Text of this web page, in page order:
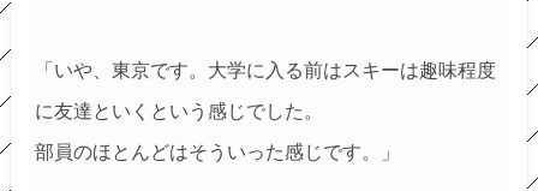
「いや、東京です。大学に入る前はスキーは趣味程度
に友達といくという感じでした。
部員のほとんどはそういった感じです。」